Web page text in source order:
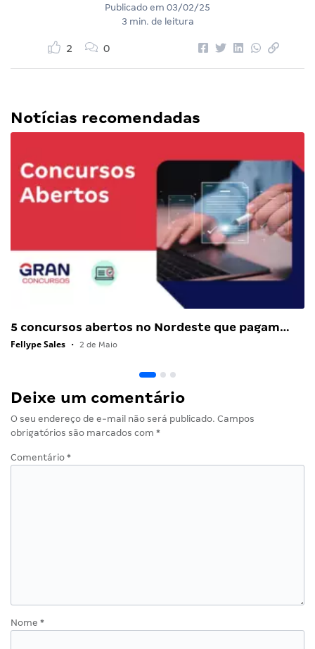
Publicado em 03/02/25
3 min. de leitura
2 0
Notícias recomendadas
5 concursos abertos no Nordeste que pagam…
Fellype Sales • 2 de Maio
Deixe um comentário
O seu endereço de e-mail não será publicado. Campos
obrigatórios são marcados com *
Comentário *
Nome *